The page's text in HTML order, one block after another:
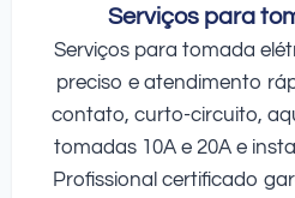
Serviços para
Serviços para tomada
preciso e atendimento
contato, curto-circuito,
tomadas 10A e 20A e
Profissional certificado